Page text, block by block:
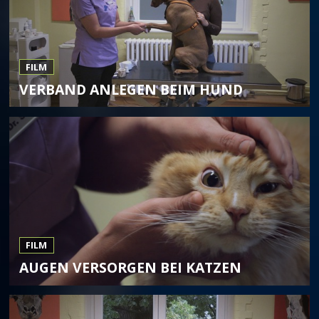
FILM
VERBAND ANLEGEN BEIM HUND
FILM
AUGEN VERSORGEN BEI KATZEN